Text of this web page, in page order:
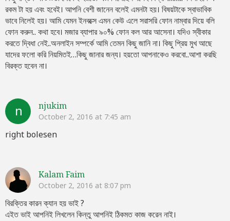
রকম টা হয় এবং হবেই। আপনি বেশী জানেন বলেই এমনটা হয়। বিষয়টাকে স্বাভাবিক
ভাবে নিলেই হয়। আমি যেমন ইনবক্সে এমন কেউ এলে সরাসরি ফোন নাম্বার দিয়ে বলি
ফোন করুন.. কথা হবে। মজার ব্যাপার ৯০% ফোন কল আর আসেনা। যদিও স্বীকার
করতে দ্বিধা নেই..অনলাইন সম্পর্কে আমি তেমন কিছু জানি না। কিছু প্রিয় মুখ আছে
যাদের ফলো করি নিয়মিতই…কিছু জানার জন্য। হয়তো আপনাকেও করবো..আশা করছি
বিরক্ত হবেন না।
n njukim
October 2, 2016 at 7:45 am
right bolesen
Kalam Faim
October 2, 2016 at 8:07 pm
বিরক্তির কারন ক্যান হয় ভাই ?
এইত ভাই আপনিই লিখলেন কিন্তু আপনিই ঠিকমত কাজ করেন নাই।